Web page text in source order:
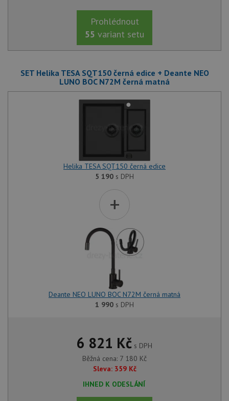
Prohlédnout
55 variant setu
SET Helika TESA SQT150 černá edice + Deante NEO
LUNO BOC N72M černá matná
Helika TESA SQT150 černá edice
5 190 s DPH
+
Deante NEO LUNO BOC N72M černá matná
1 990 s DPH
6 821 Kč s DPH
Běžná cena: 7 180 Kč
Sleva: 359 Kč
IHNED K ODESLÁNÍ